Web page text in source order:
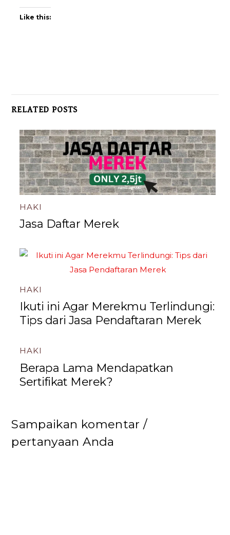
Like this:
RELATED POSTS
HAKI
Jasa Daftar Merek
HAKI
Ikuti ini Agar Merekmu Terlindungi:
Tips dari Jasa Pendaftaran Merek
HAKI
Berapa Lama Mendapatkan
Sertifikat Merek?
Sampaikan komentar /
pertanyaan Anda